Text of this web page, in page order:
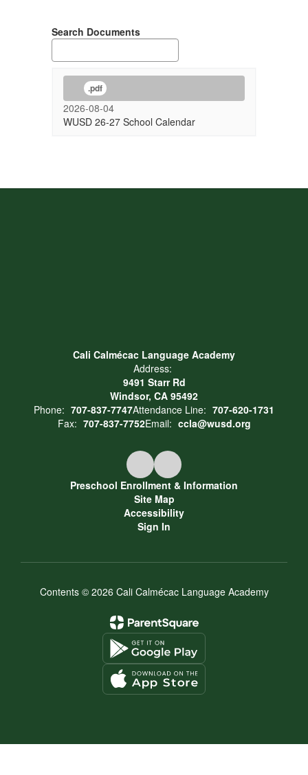
Search Documents
.pdf
2026-08-04
WUSD 26-27 School Calendar
Cali Calmécac Language Academy
Address:
9491 Starr Rd
Windsor, CA 95492
Phone: 707-837-7747Attendance Line: 707-620-1731
Fax: 707-837-7752Email: ccla@wusd.org
Preschool Enrollment & Information
Site Map
Accessibility
Sign In
Contents © 2026 Cali Calmécac Language Academy